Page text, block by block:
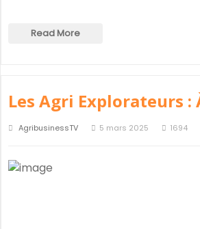
Read More
Les Agri Explorateurs :
AgribusinessTV 5 mars 2025 1694